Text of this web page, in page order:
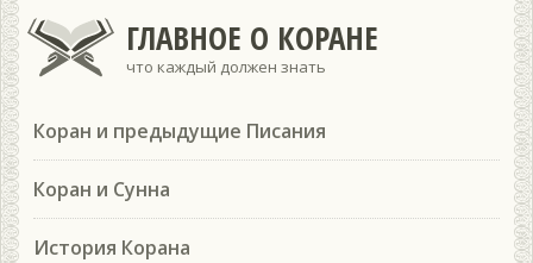
ГЛАВНОЕ О КОРАНЕ
что каждый должен знать
Коран и предыдущие Писания
Коран и Сунна
История Корана